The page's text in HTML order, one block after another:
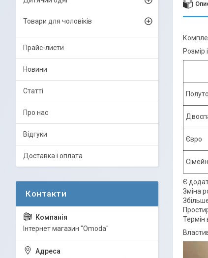
Розмір
Євро
Є
Зміна
Термін
Товари для чоловіків
Прайс-листи
Новини
Статті
Про нас
Відгуки
Доставка і оплата
Інтернет магазин "Omoda"